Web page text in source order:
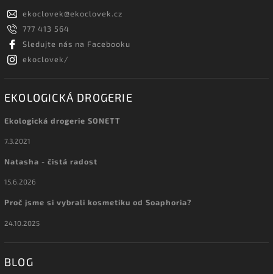
ekoclovek@ekoclovek.cz
777 413 564
Sledujte nás na Facebooku
ekoclovek/
EKOLOGICKÁ DROGERIE
Ekologická drogerie SONETT
7.3.2021
Natasha - čistá radost
15.6.2026
Proč jsme si vybrali kosmetiku od Soaphoria?
24.10.2025
BLOG